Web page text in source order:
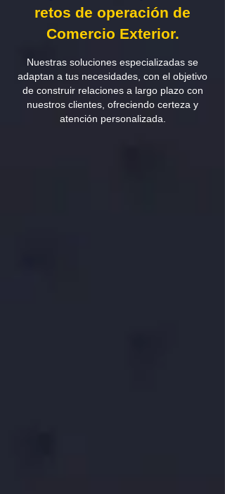
retos de operación de
Comercio Exterior.
Nuestras soluciones especializadas se
adaptan a tus necesidades, con el objetivo
de construir relaciones a largo plazo con
nuestros clientes, ofreciendo certeza y
atención personalizada.